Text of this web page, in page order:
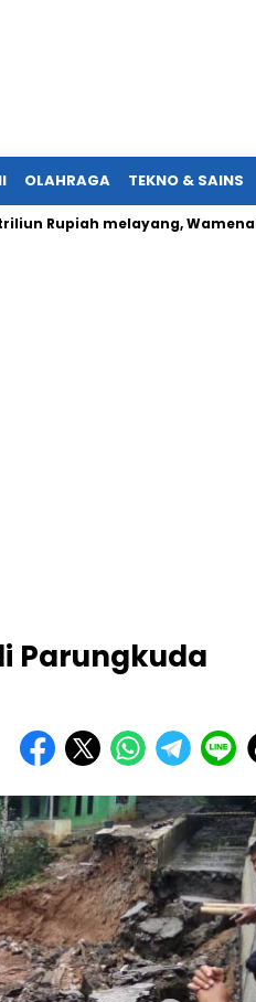
OLAHRAGA TEKNO & SAINS
melayang, Wamenaker
Parungkuda